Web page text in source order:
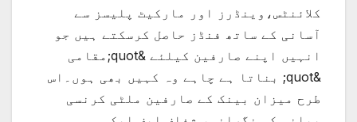
کلائنٹس،وینڈرز اور مارکیٹ پلیسز سے
آسانی کے ساتھ فنڈز حاصل کرسکتے ہیں جو
انہیں اپنے صارفین کیلئے &quot;مقامی
&quot; بناتا ہے چاہے وہ کہیں بھی ہوں۔اس
طرح میزان بینک کے صارفین ملٹی کرنسی